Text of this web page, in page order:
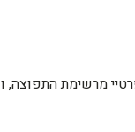
מרשימת